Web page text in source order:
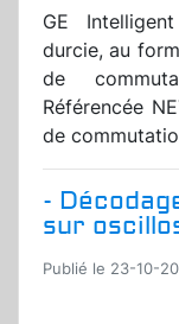
GE
durcie, au
de
Référencée
de
-
sur
Publié le 23-10-